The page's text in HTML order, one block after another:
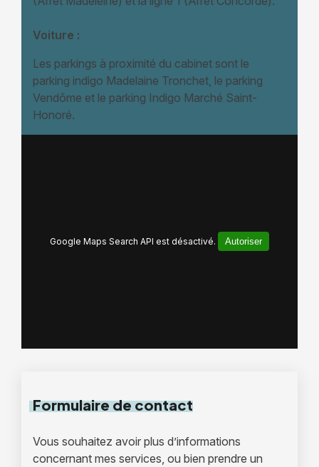
Voiture :
Les parkings à proximité du cabinet sont le
parking indigo Madelaine Tronchet, le parking
Vendôme et le parking Indigo Marché Saint-
Honoré.
Google Maps Search API est désactivé. Autoriser
Formulairede contact
Vous souhaitez avoir plus d’informations
concernant mes services, ou bien prendre un